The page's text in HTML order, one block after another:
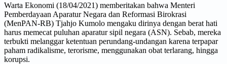
Warta Ekonomi (18/04/2021) memberitakan bahwa Menteri
Pemberdayaan Aparatur Negara dan Reformasi Birokrasi
(MenPAN-RB) Tjahjo Kumolo mengaku dirinya dengan berat hati
harus memecat puluhan aparatur sipil negara (ASN). Sebab, mereka
terbukti melanggar ketentuan perundang-undangan karena terpapar
paham radikalisme, terorisme, menggunakan obat terlarang, hingga
korupsi.